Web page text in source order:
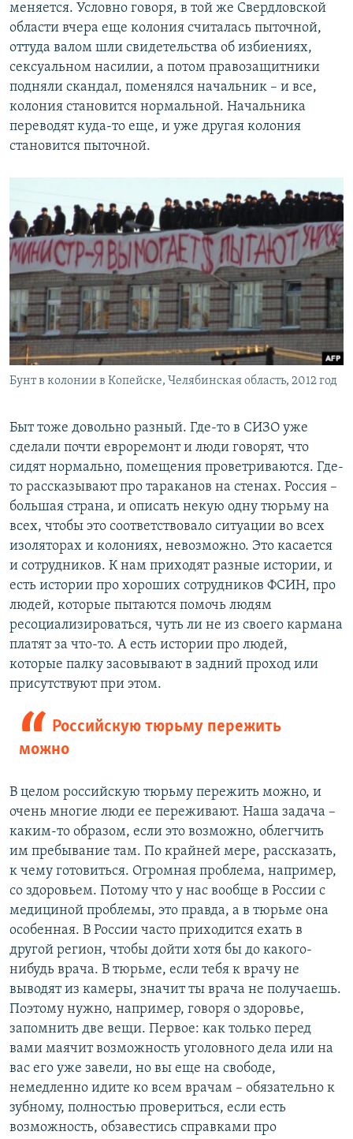
меняется. Условно говоря, в той же Свердловской
области вчера еще колония считалась пыточной,
оттуда валом шли свидетельства об избиениях,
сексуальном насилии, а потом правозащитники
подняли скандал, поменялся начальник – и все,
колония становится нормальной. Начальника
переводят куда-то еще, и уже другая колония
становится пыточной.
Бунт в колонии в Копейске, Челябинская область, 2012 год
Быт тоже довольно разный. Где-то в СИЗО уже
сделали почти евроремонт и люди говорят, что
сидят нормально, помещения проветриваются. Где-
то рассказывают про тараканов на стенах. Россия –
большая страна, и описать некую одну тюрьму на
всех, чтобы это соответствовало ситуации во всех
изоляторах и колониях, невозможно. Это касается
и сотрудников. К нам приходят разные истории, и
есть истории про хороших сотрудников ФСИН, про
людей, которые пытаются помочь людям
ресоциализироваться, чуть ли не из своего кармана
платят за что-то. А есть истории про людей,
которые палку засовывают в задний проход или
присутствуют при этом.
Российскую тюрьму пережить
можно
В целом российскую тюрьму пережить можно, и
очень многие люди ее переживают. Наша задача –
каким-то образом, если это возможно, облегчить
им пребывание там. По крайней мере, рассказать,
к чему готовиться. Огромная проблема, например,
со здоровьем. Потому что у нас вообще в России с
медициной проблемы, это правда, а в тюрьме она
особенная. В России часто приходится ехать в
другой регион, чтобы дойти хотя бы до какого-
нибудь врача. В тюрьме, если тебя к врачу не
выводят из камеры, значит ты врача не получаешь.
Поэтому нужно, например, говоря о здоровье,
запомнить две вещи. Первое: как только перед
вами маячит возможность уголовного дела или на
вас его уже завели, но вы еще на свободе,
немедленно идите ко всем врачам – обязательно к
зубному, полностью провериться, если есть
возможность, обзавестись справками про